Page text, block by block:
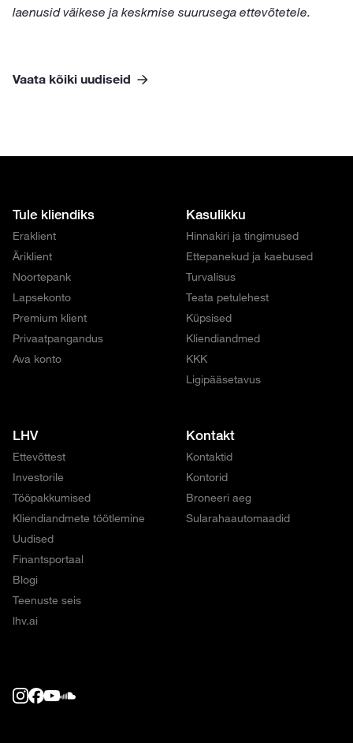
laenusid väikese ja keskmise suurusega ettevõtetele.
Vaata kõiki uudiseid
Tule kliendiks
Eraklient
Äriklient
Noortepank
Lapsekonto
Premium klient
Privaatpangandus
Ava konto
Kasulikku
Hinnakiri ja tingimused
Ettepanekud ja kaebused
Turvalisus
Teata petulehest
Küpsised
Kliendiandmed
KKK
Ligipääsetavus
LHV
Ettevõttest
Investorile
Tööpakkumised
Kliendiandmete töötlemine
Uudised
Finantsportaal
Blogi
Teenuste seis
lhv.ai
Kontakt
Kontaktid
Kontorid
Broneeri aeg
Sularahaautomaadid